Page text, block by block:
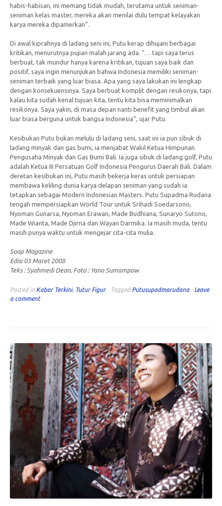
habis-habisan, ini memang tidak mudah, terutama untuk seniman-
seniman kelas master, mereka akan menilai dulu tempat kelayakan
karya mereka dipamerkan”.
Di awal kiprahnya di ladang seni ini, Putu kerap dihujani berbagai
kritikan, menurutnya pujian malah jarang ada. “… tapi saya terus
berbuat, tak mundur hanya karena kritikan, tujuan saya baik dan
positif, saya ingin menunjukan bahwa Indonesia memiliki seniman-
seniman terbaik yang luar biasa. Apa yang saya lakukan ini lengkap
dengan konsekuensinya. Saya berbuat komplit dengan resikonya, tapi
kalau kita sudah kenal tujuan kita, tentu kita bisa meminimalkan
resikonya. Saya yakin, di masa depan nanti benefit yang timbul akan
luar biasa berguna untuk bangsa Indonesia”, ujar Putu.
Kesibukan Putu bukan melulu di ladang seni, saat ini ia pun sibuk di
ladang minyak dan gas bumi, ia menjabat Wakil Ketua Himpunan
Pengusaha Minyak dan Gas Bumi Bali. Ia juga sibuk di ladang golf, Putu
adalah Ketua III Persatuan Golf Indonesia Pengurus Daerah Bali. Dalam
deretan kesibukan ini, Putu masih bekerja keras untuk persiapan
membawa keliling dunia karya delapan seniman yang sudah ia
tetapkan sebagai Modern Indonesian Masters. Putu Supadma Rudana
tengah mempersiapkan World Tour untuk Srihadi Soedarsono,
Nyoman Gunarsa, Nyoman Erawan, Made Budhiana, Sunaryo Sutono,
Made Wianta, Made Djirna dan Wayan Darmika. Ia masih muda, tentu
masih punya waktu untuk mengejar cita-cita mulia.
Soap Magazine
Edisi 03 Maret 2008
Teks : Syahmedi Dean, Foto : Yano Sumampow
Posted in Kabar Terkini, Tutur Figur Tagged Putusupadmarudana
Leave
a comment